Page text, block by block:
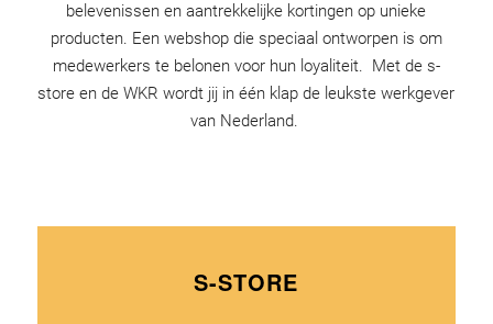
belevenissen en aantrekkelijke kortingen op unieke
producten. Een webshop die speciaal ontworpen is om
medewerkers te belonen voor hun loyaliteit. Met de s-
store en de WKR wordt jij in één klap de leukste werkgever
van Nederland.
S-STORE